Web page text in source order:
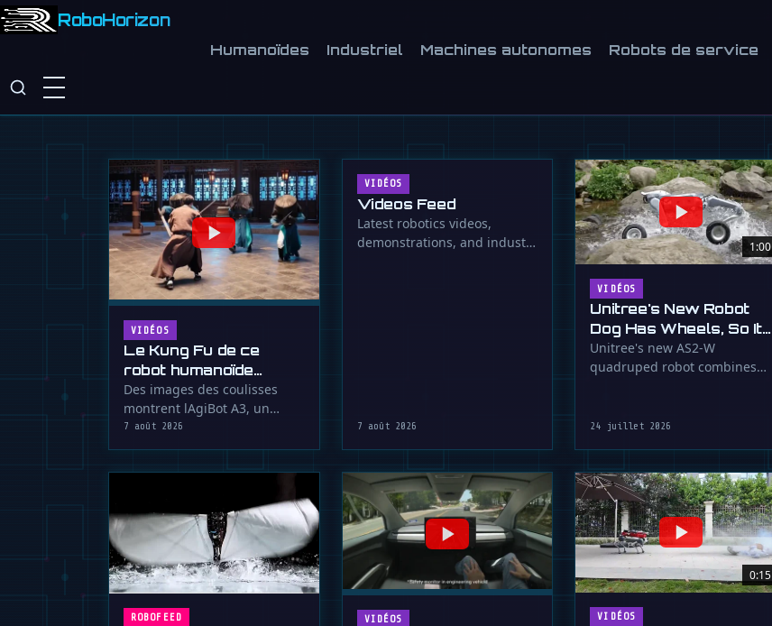
RoboHorizon
Humanoïdes Industriel Machines autonomes Robots de service
Le plan Noetra du Japon est une stratégie nationale pragmatique visant à
déployer 10 millions de robots pour contrer une crise démographique
VIDÉOS
Le Kung Fu de ce
robot humanoïde
surpasse le vôtre
Des images des coulisses
montrent lAgiBot A3, un
robot humanoïde de 1m73,
exécutant des …
7 août 2026
VIDÉOS
Videos Feed
Latest robotics videos,
demonstrations, and industry
7 août 2026
1:00
VIDÉOS
Unitree's New Robot
Dog Has Wheels, So It
Can Outrun Your
Nightmares
Unitree's new AS2-W
quadruped robot combines
24 juillet 2026
ROBOFEED VIDÉOS
0:15
VIDÉOS